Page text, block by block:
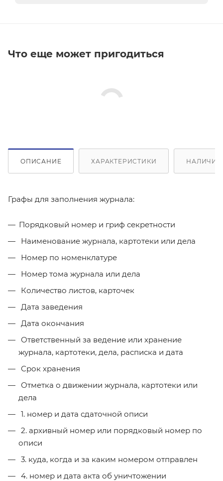
Что еще может пригодиться
ОПИСАНИЕ ХАРАКТЕРИСТИКИ НАЛИЧИЕ
Графы для заполнения журнала:
Порядковый номер и гриф секретности
Наименование журнала, картотеки или дела
Номер по номенклатуре
Номер тома журнала или дела
Количество листов, карточек
Дата заведения
Дата окончания
Ответственный за ведение или хранение
журнала, картотеки, дела, расписка и дата
Срок хранения
Отметка о движении журнала, картотеки или
дела
1. номер и дата сдаточной описи
2. архивный номер или порядковый номер по
описи
3. куда, когда и за каким номером отправлен
4. номер и дата акта об уничтожении